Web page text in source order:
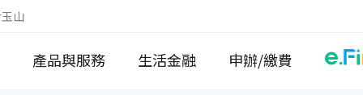
山
產品與服務 生活金融 申辦/繳費